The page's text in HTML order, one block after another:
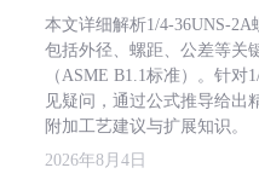
本文详细解析1/4-36UNS-2A
包括外径、螺距、公差等关
（ASME B1.1标准）。针对
见疑问，通过公式推导给出
附加工艺建议与扩展知识。
2026年8月4日